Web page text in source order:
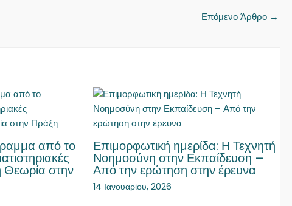
Επόμενο Άρθρο →
από το
στην
Επιμορφωτική ημερίδα: Η Τεχνητή
Νοημοσύνη στην Εκπαίδευση –
Από την ερώτηση στην έρευνα
14 Ιανουαρίου, 2026